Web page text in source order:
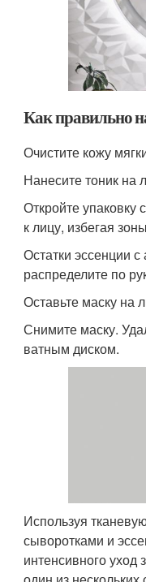
Как правильно
Очистите кожу
Нанесите тоник на
Откройте упаковку
к лицу, избегая
Остатки эссенции
распределите по
Оставьте маску на
Снимите маску.
ватным диском.
Используя
сыворотками и
интенсивного уход